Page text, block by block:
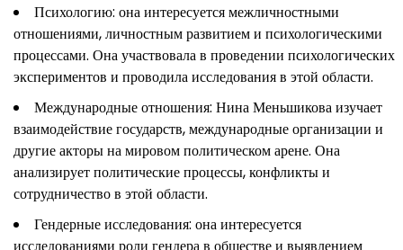
Психологию: она интересуется межличностными
отношениями, личностным развитием и психологическими
процессами. Она участвовала в проведении психологических
экспериментов и проводила исследования в этой области.
Международные отношения: Нина Меньшикова изучает
взаимодействие государств, международные организации и
другие акторы на мировом политическом арене. Она
анализирует политические процессы, конфликты и
сотрудничество в этой области.
Гендерные исследования: она интересуется
исследованиями роли гендера в обществе и выявлением